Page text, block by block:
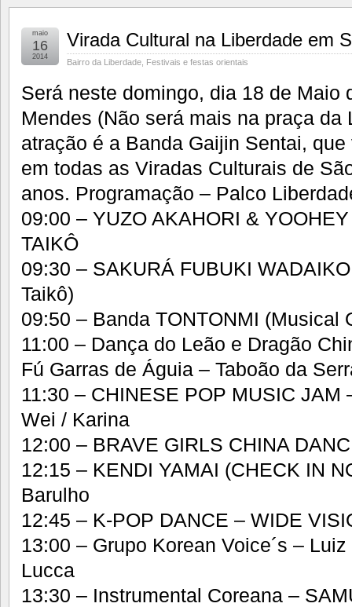
Virada Cultural na Liberdade em
Bairro da Liberdade Festivais e festas orientais
maio
16
2014
Será neste domingo, dia 18 de Maio
Mendes (Não será mais na praça da
atração é a Banda Gaijin Sentai,
em todas as Viradas Culturais de
anos. Programação – Palco
09:00 – YUZO AKAHORI &
TAIKÔ
09:30 – SAKURÁ FUBUKI
Taikô)
09:50 – Banda TONTONMI (Musical
11:00 – Dança do Leão e Dragão
Fú Garras de Águia – Taboão da
11:30 – CHINESE POP MUSIC JAM
Wei / Karina
12:00 – BRAVE GIRLS CHINA
12:15 – KENDI YAMAI (CHECK IN
Barulho
12:45 – K-POP DANCE – WIDE
13:00 – Grupo Korean Voice´s –
Lucca
13:30 – Instrumental Coreana –